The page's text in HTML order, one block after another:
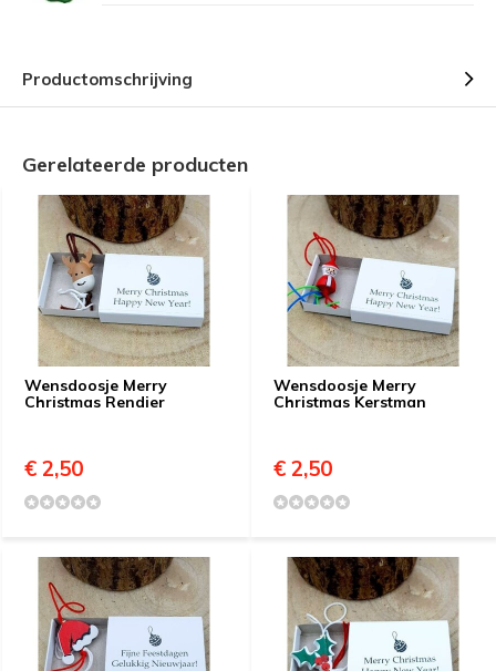
Productomschrijving
Gerelateerde producten
Wensdoosje Merry
Christmas Rendier
€ 2,50
Wensdoosje Merry
Christmas Kerstman
€ 2,50